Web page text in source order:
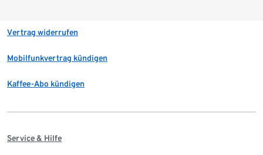
Vertrag widerrufen
Mobilfunkvertrag kündigen
Kaffee-Abo kündigen
Service & Hilfe